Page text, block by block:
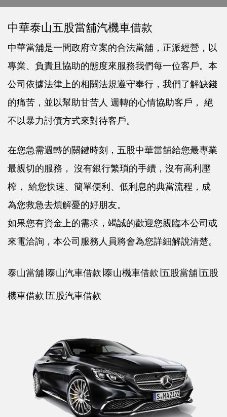
中華泰山五股當舖汽機車借款
中華當舖是一間政府立案的合法當舖，正派經營，以
專業、負責且協助的態度來服務我們每一位客戶。本
公司依據法律上的相關法規遵守奉行，我們了解缺錢
的痛苦，並以幫助甘苦人 週轉的心情協助客戶， 絕
不以暴力討債方式來對待客戶。
在您急需週轉的關鍵時刻，五股中華當舖給您最專業
最親切的服務， 沒有銀行繁瑣的手續，沒有高利壓
榨， 給您快速、簡單便利、低利息的典當流程，成
為您救急去煩解憂的好朋友。
如果您有資金上的需求，竭誠的歡迎您親臨本公司或
來電洽詢，本公司服務人員將會為您詳細解說清楚。
泰山當舖 泰山汽車借款 泰山機車借款 五股當舖 五股
機車借款 五股汽車借款